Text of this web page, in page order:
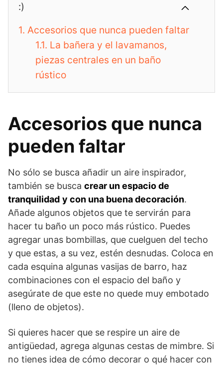
:)
1. Accesorios que nunca pueden faltar
1.1. La bañera y el lavamanos,
piezas centrales en un baño
rústico
Accesorios que nunca
pueden faltar
No sólo se busca añadir un aire inspirador,
también se busca crear un espacio de
tranquilidad y con una buena decoración.
Añade algunos objetos que te servirán para
hacer tu baño un poco más rústico. Puedes
agregar unas bombillas, que cuelguen del techo
y que estas, a su vez, estén desnudas. Coloca en
cada esquina algunas vasijas de barro, haz
combinaciones con el espacio del baño y
asegúrate de que este no quede muy embotado
(lleno de objetos).
Si quieres hacer que se respire un aire de
antigüedad, agrega algunas cestas de mimbre. Si
no tienes idea de cómo decorar o qué hacer con